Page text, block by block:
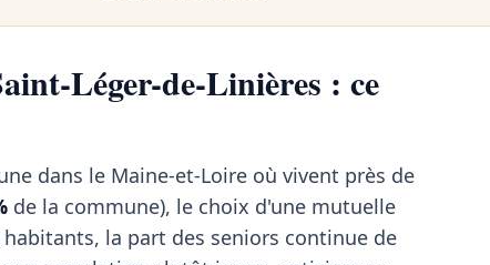
Léger-de-Linières : ce
dans le Maine-et-Loire où vivent près de
de la commune), le choix d'une mutuelle
la part des seniors continue de